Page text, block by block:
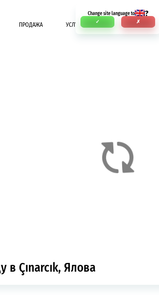
Change site language to ?
✓ ✗
ПРОДАЖА УСЛУГИ ОПЛАТА
Çınarcık, Ялова